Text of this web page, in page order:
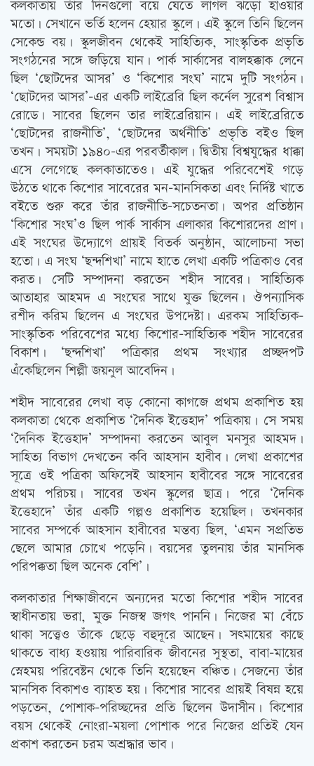
কলকাতায় তাঁর দিনগুলো বয়ে যেতে লাগল ঝড়ো হাওয়ার
মতো। সেখানে ভর্তি হলেন হেয়ার স্কুলে। এই স্কুলে তিনি ছিলেন
সেকেন্ড বয়। স্কুলজীবন থেকেই সাহিত্যিক, সাংস্কৃতিক প্রভৃতি
সংগঠনের সঙ্গে জড়িয়ে যান। পার্ক সার্কাসের বালহক্কাক লেনে
ছিল ‘ছোটদের আসর’ ও ‘কিশোর সংঘ’ নামে দুটি সংগঠন।
‘ছোটদের আসর’-এর একটি লাইব্রেরি ছিল কর্নেল সুরেশ বিশ্বাস
রোডে। সাবের ছিলেন তার লাইব্রেরিয়ান। এই লাইব্রেরিতে
‘ছোটদের রাজনীতি’, ‘ছোটদের অর্থনীতি’ প্রভৃতি বইও ছিল
তখন। সময়টা ১৯৪০-এর পরবর্তীকাল। দ্বিতীয় বিশ্বযুদ্ধের ধাক্কা
এসে লেগেছে কলকাতাতেও। এই যুদ্ধের পরিবেশেই গড়ে
উঠতে থাকে কিশোর সাবেরের মন-মানসিকতা এবং নির্দিষ্ট খাতে
বইতে শুরু করে তাঁর রাজনীতি-সচেতনতা। অপর প্রতিষ্ঠান
‘কিশোর সংঘ’ও ছিল পার্ক সার্কাস এলাকার কিশোরদের প্রাণ।
এই সংঘের উদ্যোগে প্রায়ই বিতর্ক অনুষ্ঠান, আলোচনা সভা
হতো। এ সংঘ ‘ছন্দশিখা’ নামে হাতে লেখা একটি পত্রিকাও বের
করত। সেটি সম্পাদনা করতেন শহীদ সাবের। সাহিত্যিক
আতাহার আহমদ এ সংঘের সাথে যুক্ত ছিলেন। ঔপন্যাসিক
রশীদ করিম ছিলেন এ সংঘের উপদেষ্টা। এরকম সাহিত্যিক-
সাংস্কৃতিক পরিবেশের মধ্যে কিশোর-সাহিত্যিক শহীদ সাবেরের
বিকাশ। ‘ছন্দশিখা’ পত্রিকার প্রথম সংখ্যার প্রচ্ছদপট
এঁকেছিলেন শিল্পী জয়নুল আবেদিন।
শহীদ সাবেরের লেখা বড় কোনো কাগজে প্রথম প্রকাশিত হয়
কলকাতা থেকে প্রকাশিত ‘দৈনিক ইত্তেহাদ’ পত্রিকায়। সে সময়
‘দৈনিক ইত্তেহাদ’ সম্পাদনা করতেন আবুল মনসুর আহমদ।
সাহিত্য বিভাগ দেখতেন কবি আহসান হাবীব। লেখা প্রকাশের
সূত্রে ওই পত্রিকা অফিসেই আহসান হাবীবের সঙ্গে সাবেরের
প্রথম পরিচয়। সাবের তখন স্কুলের ছাত্র। পরে ‘দৈনিক
ইত্তেহাদে’ তাঁর একটি গল্পও প্রকাশিত হয়েছিল। তখনকার
সাবের সম্পর্কে আহসান হাবীবের মন্তব্য ছিল, ‘এমন সপ্রতিভ
ছেলে আমার চোখে পড়েনি। বয়সের তুলনায় তাঁর মানসিক
পরিপক্কতা ছিল অনেক বেশি’।
কলকাতার শিক্ষাজীবনে অন্যদের মতো কিশোর শহীদ সাবের
স্বাধীনতায় ভরা, মুক্ত নিজস্ব জগৎ পাননি। নিজের মা বেঁচে
থাকা সত্ত্বেও তাঁকে ছেড়ে বহুদূরে আছেন। সত্‍মায়ের কাছে
থাকতে বাধ্য হওয়ায় পারিবারিক জীবনের সুস্থতা, বাবা-মায়ের
স্নেহময় পরিবেষ্টন থেকে তিনি হয়েছেন বঞ্চিত। সেজন্যে তাঁর
মানসিক বিকাশও ব্যাহত হয়। কিশোর সাবের প্রায়ই বিষন্ন হয়ে
পড়তেন, পোশাক-পরিচ্ছদের প্রতি ছিলেন উদাসীন। কিশোর
বয়স থেকেই নোংরা-ময়লা পোশাক পরে নিজের প্রতিই যেন
প্রকাশ করতেন চরম অশ্রদ্ধার ভাব।